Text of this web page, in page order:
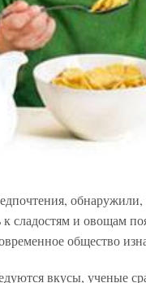
обнаружили,
сладостям и овощам
общество
вкусы, ученые